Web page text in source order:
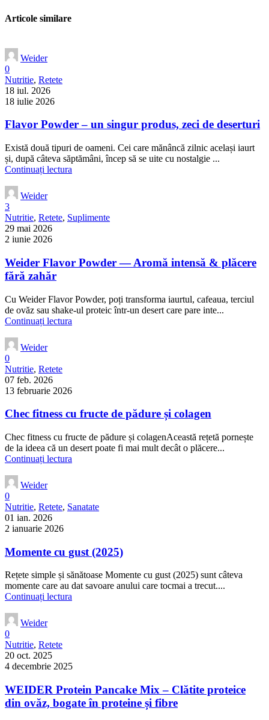
Articole similare
Weider
0
Nutritie, Retete
18 iul. 2026
18 iulie 2026
Flavor Powder – un singur produs, zeci de deserturi
Există două tipuri de oameni. Cei care mănâncă zilnic același iaurt
și, după câteva săptămâni, încep să se uite cu nostalgie ...
Continuați lectura
Weider
3
Nutritie, Retete, Suplimente
29 mai 2026
2 iunie 2026
Weider Flavor Powder — Aromă intensă & plăcere
fără zahăr
Cu Weider Flavor Powder, poți transforma iaurtul, cafeaua, terciul
de ovăz sau shake-ul proteic într-un desert care pare inte...
Continuați lectura
Weider
0
Nutritie, Retete
07 feb. 2026
13 februarie 2026
Chec fitness cu fructe de pădure și colagen
Chec fitness cu fructe de pădure și colagenAceastă rețetă pornește
de la ideea că un desert poate fi mai mult decât o plăcere...
Continuați lectura
Weider
0
Nutritie, Retete, Sanatate
01 ian. 2026
2 ianuarie 2026
Momente cu gust (2025)
Rețete simple și sănătoase Momente cu gust (2025) sunt câteva
momente care au dat savoare anului care tocmai a trecut....
Continuați lectura
Weider
0
Nutritie, Retete
20 oct. 2025
4 decembrie 2025
WEIDER Protein Pancake Mix – Clătite proteice
din ovăz, bogate în proteine și fibre